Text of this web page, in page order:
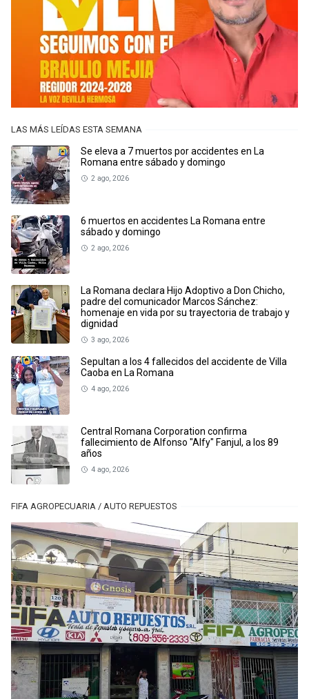
LAS MÁS LEÍDAS ESTA SEMANA
Se eleva a 7 muertos por accidentes en La
Romana entre sábado y domingo
2 ago, 2026
6 muertos en accidentes La Romana entre
sábado y domingo
2 ago, 2026
La Romana declara Hijo Adoptivo a Don Chicho,
padre del comunicador Marcos Sánchez:
homenaje en vida por su trayectoria de trabajo y
dignidad
3 ago, 2026
Sepultan a los 4 fallecidos del accidente de Villa
Caoba en La Romana
4 ago, 2026
Central Romana Corporation confirma
fallecimiento de Alfonso "Alfy" Fanjul, a los 89
años
4 ago, 2026
FIFA AGROPECUARIA / AUTO REPUESTOS